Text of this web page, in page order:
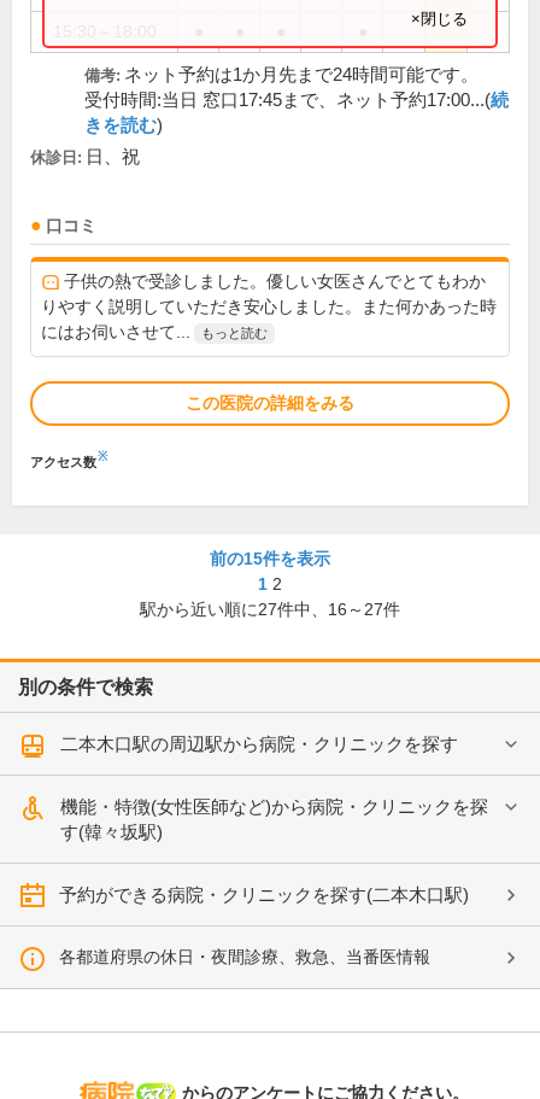
×閉じる
備考: ネット予約は1か月先まで24時間可能です。
受付時間:当日 窓口17:45まで、ネット予約17:00...(続
きを読む)
休診日: 日、祝
口コミ
子供の熱で受診しました。優しい女医さんでとてもわか
りやすく説明していただき安心しました。また何かあった時
にはお伺いさせて...
もっと読む
この医院の詳細をみる
アクセス数※
前の15件を表示
1 2
駅から近い順に27件中、 16～27件
別の条件で検索
二本木口駅の周辺駅から病院・クリニックを探す
機能・特徴(女性医師など)から病院・クリニックを探
す(韓々坂駅)
予約ができる病院・クリニックを探す(二本木口駅)
各都道府県の休日・夜間診療、救急、当番医情報
病院なび
からのアンケートにご協力ください。